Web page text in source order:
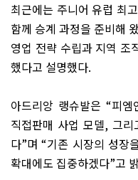
최근에는 주니어 유럽 최
함께 승계 과정을 준비해
영업 전략 수립과 지역 조
했다고 설명했다.
아드리앙 랭슈발은 “피엠
직접판매 사업 모델, 그
다”며“기존 시장의 성장
확대에도 집중하겠다”고